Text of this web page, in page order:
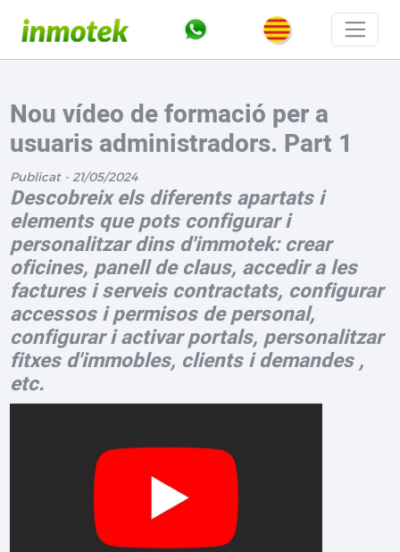
Nou vídeo de formació per a
usuaris administradors. Part 1
Publicat - 21/05/2024
Descobreix els diferents apartats i
elements que pots configurar i
personalitzar dins d'immotek: crear
oficines, panell de claus, accedir a les
factures i serveis contractats, configurar
accessos i permisos de personal,
configurar i activar portals, personalitzar
fitxes d'immobles, clients i demandes ,
etc.